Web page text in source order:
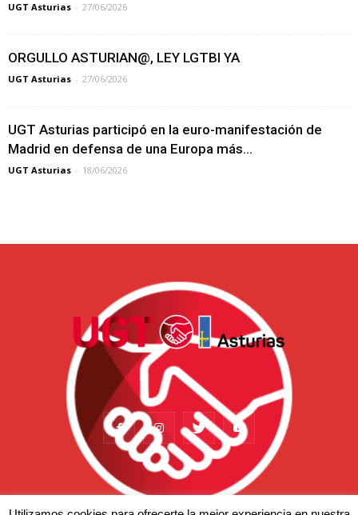
UGT Asturias - 27/06/2026
ORGULLO ASTURIAN@, LEY LGTBI YA
UGT Asturias - 27/06/2026
UGT Asturias participó en la euro-manifestación de
Madrid en defensa de una Europa más...
UGT Asturias - 18/06/2026